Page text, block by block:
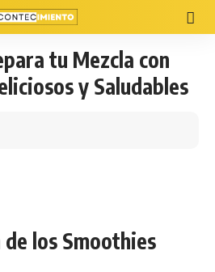
tu Mezcla con
y Saludables
los Smoothies